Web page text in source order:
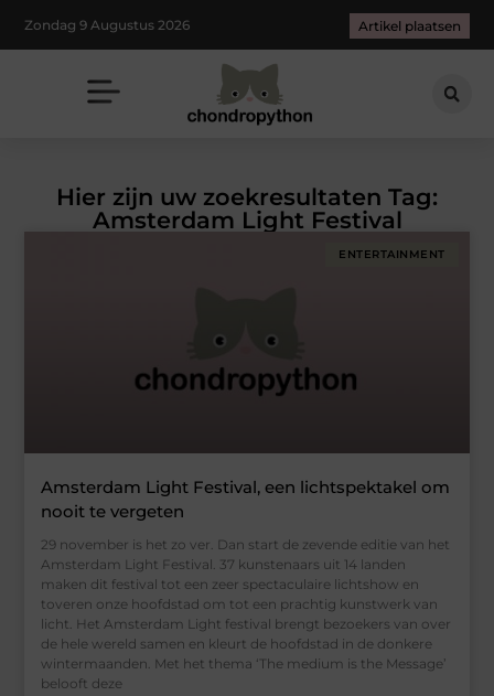
Zondag 9 Augustus 2026 Artikel plaatsen
Hier zijn uw zoekresultaten Tag:
Amsterdam Light Festival
ENTERTAINMENT
Amsterdam Light Festival, een lichtspektakel om
nooit te vergeten
29 november is het zo ver. Dan start de zevende editie van het
Amsterdam Light Festival. 37 kunstenaars uit 14 landen
maken dit festival tot een zeer spectaculaire lichtshow en
toveren onze hoofdstad om tot een prachtig kunstwerk van
licht. Het Amsterdam Light festival brengt bezoekers van over
de hele wereld samen en kleurt de hoofdstad in de donkere
wintermaanden. Met het thema ‘The medium is the Message’
belooft deze